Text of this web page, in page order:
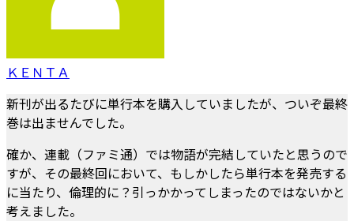
ＫＥＮＴＡ
新刊が出るたびに単行本を購入していましたが、ついぞ最終
巻は出ませんでした。
確か、連載（ファミ通）では物語が完結していたと思うので
すが、その最終回において、もしかしたら単行本を発売する
に当たり、倫理的に？引っかかってしまったのではないかと
考えました。